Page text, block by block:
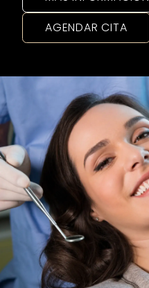
AGENDAR CITA